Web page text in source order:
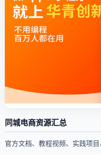
同城电商资源汇总
官方文档、教程视频、实践项